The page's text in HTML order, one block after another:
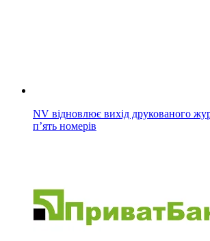
NV відновлює вихід друкованого
п’ять номерів